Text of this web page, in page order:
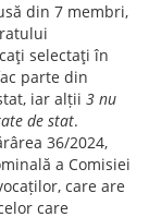
din 7 membri,
selectaţi în
parte din
iar alții 3 nu
de stat.
36/2024,
a Comisiei
care are
care